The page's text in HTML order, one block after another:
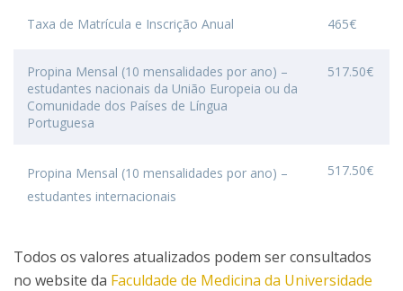
Taxa de Matrícula e Inscrição Anual 465€
Propina Mensal (10 mensalidades por ano) –
estudantes nacionais da União Europeia ou da
Comunidade dos Países de Língua
Portuguesa
517.50€
Propina Mensal (10 mensalidades por ano) –
estudantes internacionais
517.50€
Todos os valores atualizados podem ser consultados
no website da Faculdade de Medicina da Universidade